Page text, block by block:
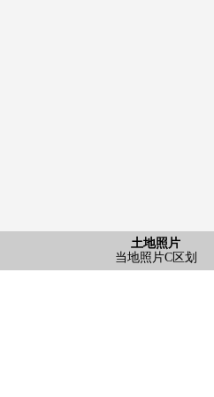
土地照片
当地照片C区划
区划图
[全体区划图]
土地照片
当地照片C区划
土地照片
当地照片C区划
含有前面道路的外观
前面道路
含有前面道路的外观
前面道路
土地照片
分块出售的土地全体照
食品馆aobasagami野商店(约
BREG座间南栗原商店(约
7-Eleven座间南栗原3丁目商店
全家便利店相模野商店(约
Create S·D相模野商店(约
相模野站前邮局(约
医疗法人公司相模野中央医院(
tominaga内科医院(约
座间市立东原小学(约
座间市立南中学校(约